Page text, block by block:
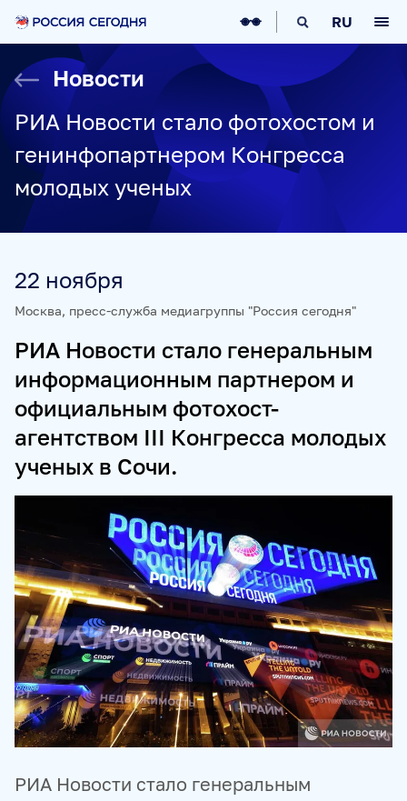
О НАС
О МЕДИАГРУППЕ
ИСТОРИЯ
СОЦИАЛЬНАЯ ОТВЕТСТВЕННОСТЬ
РУКОВОДСТВО
КАРЬЕРА
СТАЖИРОВКА
IT-ВОЗМОЖНОСТИ
НАГРАДЫ
НАШИ СМИ
РИА НОВОСТИ
СОЦИАЛЬНЫЙ НАВИГАТОР
ПРОЕКТЫ
SPUTNIKPRO
КОНКУРС ИМЕНИ СТЕНИНА
ФЕСТИВАЛЬ KOKTEBEL JAZZ PARTY
ПОЖАЛУЙСТА, ДЫШИТЕ!
НЮРНБЕРГ. НАЧАЛО МИРА
ПРОДУКТЫ И СЕРВИСЫ
НОВОСТНЫЕ ЛЕНТЫ
РЕКЛАМА И СПЕЦПРОЕКТЫ
РЕЙТИНГИ И АНАЛИТИКА
БАЗА АНОНСОВ
ПЕРЕВОДЫ
ФОТОХОСТИНГИ
ФОТОВЫСТАВКИ
ТРЕНИНГИ
МУЛЬТИМЕДИЙНЫЙ ПРЕСС-ЦЕНТР
RU
Новости
РИА Новости стало фотохостом и
генинфопартнером Конгресса
молодых ученых
22 ноября
Москва, пресс-служба медиагруппы "Россия сегодня"
РИА Новости стало генеральным
информационным партнером и
официальным фотохост-
агентством III Конгресса молодых
ученых в Сочи.
РИА Новости стало генеральным